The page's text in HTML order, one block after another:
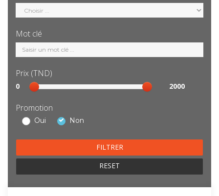
Sélection
constructeur
Mot clé
Mot
clé
Prix (TND)
Sélection
prix
0 2000
Promotion
Oui Non
RESET